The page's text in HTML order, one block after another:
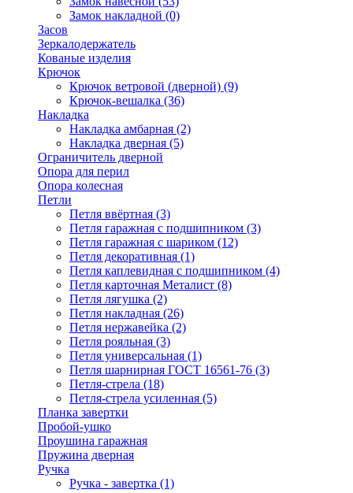
Замок накладной (0)
Засов
Зеркалодержатель
Кованые изделия
Крючок
Крючок ветровой (дверной) (9)
Крючок-вешалка (36)
Накладка
Накладка амбарная (2)
Накладка дверная (5)
Ограничитель дверной
Опора для перил
Опора колесная
Петли
Петля ввёртная (3)
Петля гаражная с подшипником (3)
Петля гаражная с шариком (12)
Петля декоративная (1)
Петля каплевидная с подшипником (4)
Петля карточная Металист (8)
Петля лягушка (2)
Петля накладная (26)
Петля нержавейка (2)
Петля рояльная (3)
Петля универсальная (1)
Петля шарнирная ГОСТ 16561-76 (3)
Петля-стрела (18)
Петля-стрела усиленная (5)
Планка завертки
Пробой-ушко
Проушина гаражная
Пружина дверная
Ручка
Ручка - завертка (1)